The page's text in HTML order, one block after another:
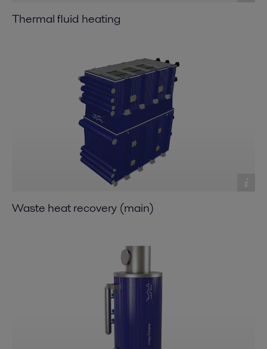
Thermal fluid heating
Waste heat recovery (main)